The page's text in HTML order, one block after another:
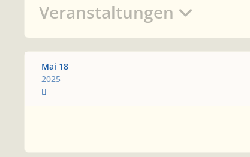
Veranstaltungen
Mai 18
2025